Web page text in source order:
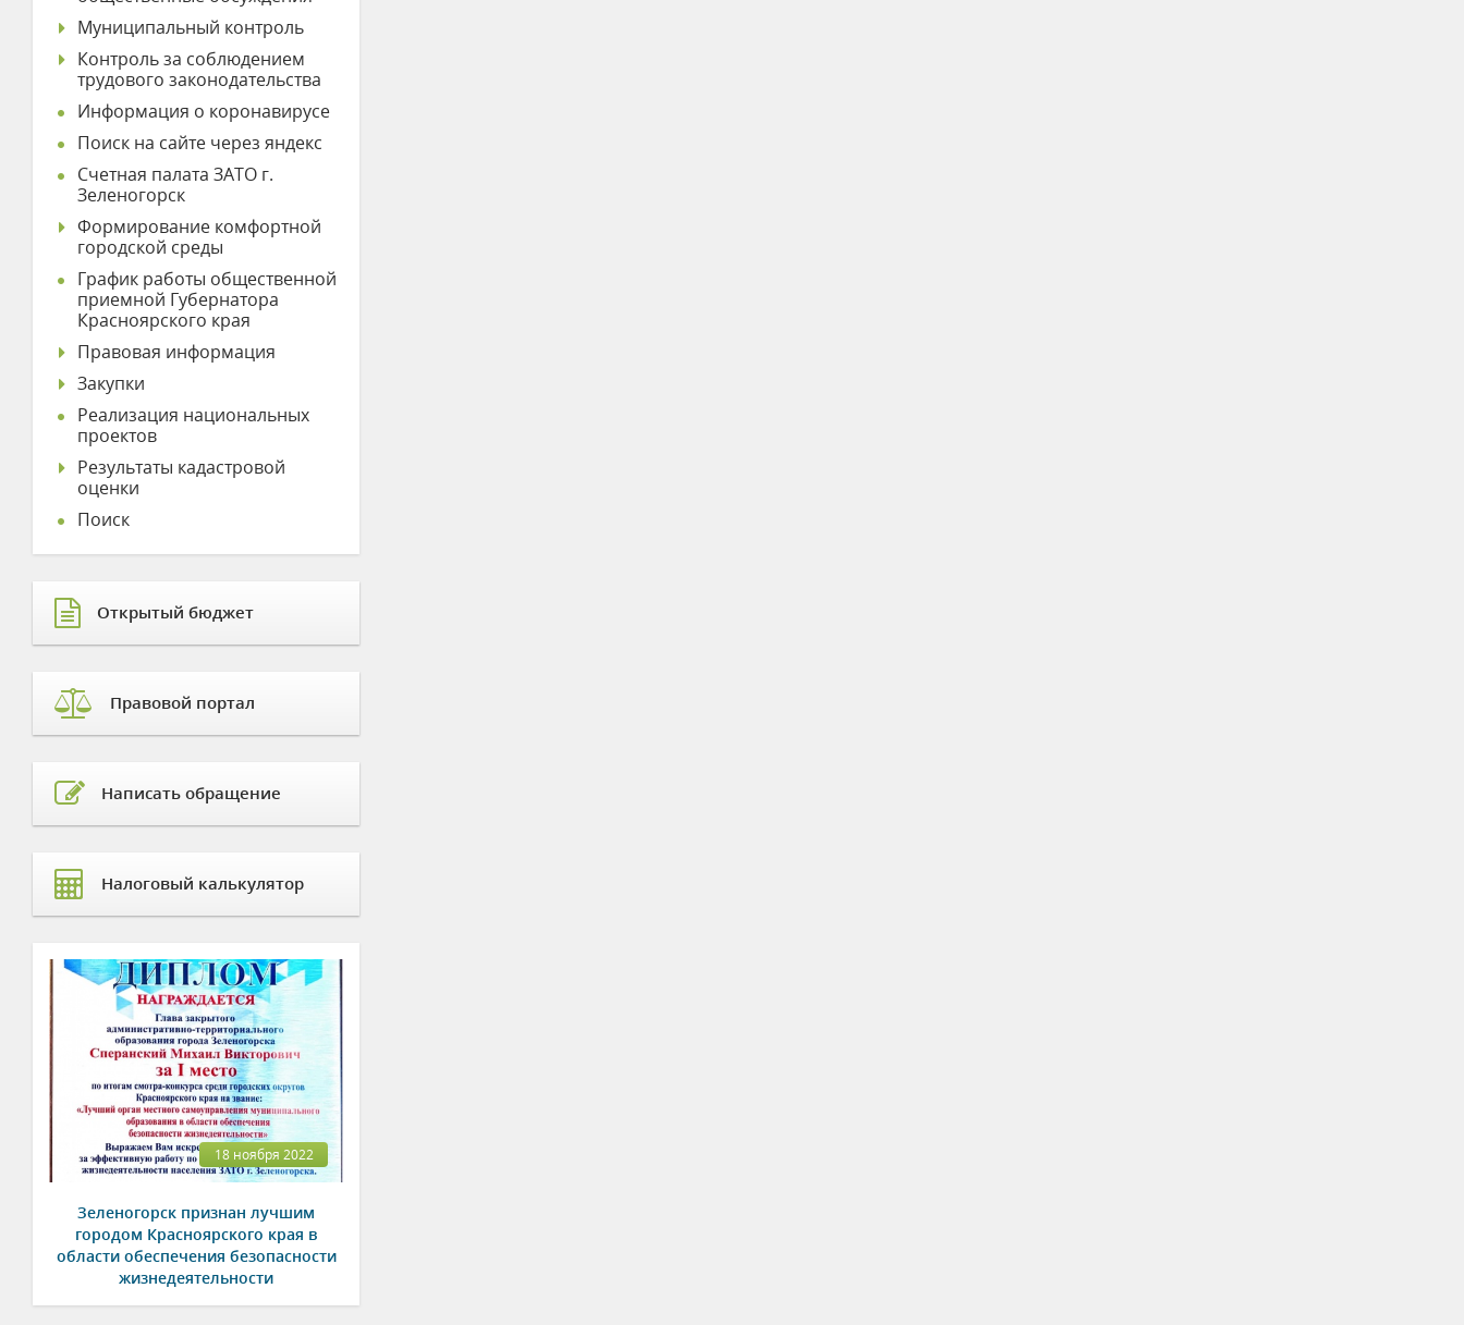
Муниципальный контроль
Контроль за соблюдением
трудового законодательства
Информация о коронавирусе
Поиск на сайте через яндекс
Счетная палата ЗАТО г.
Зеленогорск
Формирование комфортной
городской среды
График работы общественной
приемной Губернатора
Красноярского края
Правовая информация
Закупки
Реализация национальных
проектов
Результаты кадастровой
оценки
Поиск
Открытый бюджет
Правовой портал
Написать обращение
Налоговый калькулятор
18 ноября 2022
Зеленогорск признан лучшим
городом Красноярского края в
области обеспечения безопасности
жизнедеятельности